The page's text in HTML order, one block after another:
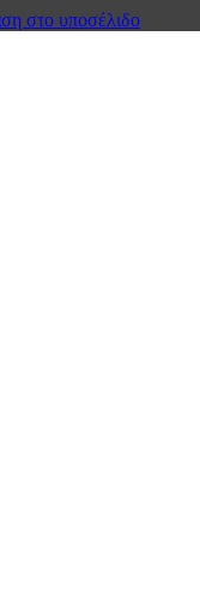
στο υποσέλιδο